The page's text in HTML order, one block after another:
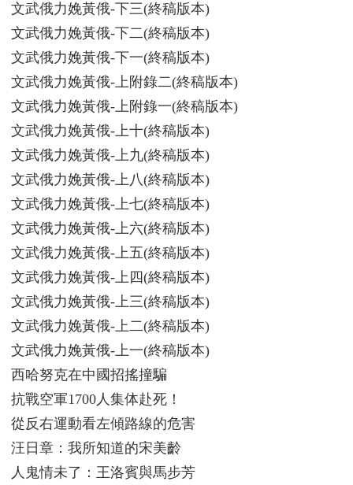
文武俄力娩黃俄-下三(終稿版本)
文武俄力娩黃俄-下二(終稿版本)
文武俄力娩黃俄-下一(終稿版本)
文武俄力娩黃俄-上附錄二(終稿版本)
文武俄力娩黃俄-上附錄一(終稿版本)
文武俄力娩黃俄-上十(終稿版本)
文武俄力娩黃俄-上九(終稿版本)
文武俄力娩黃俄-上八(終稿版本)
文武俄力娩黃俄-上七(終稿版本)
文武俄力娩黃俄-上六(終稿版本)
文武俄力娩黃俄-上五(終稿版本)
文武俄力娩黃俄-上四(終稿版本)
文武俄力娩黃俄-上三(終稿版本)
文武俄力娩黃俄-上二(終稿版本)
文武俄力娩黃俄-上一(終稿版本)
西哈努克在中國招搖撞騙
抗戰空軍1700人集体赴死！
從反右運動看左傾路線的危害
汪日章：我所知道的宋美齡
人鬼情未了：王洛賓與馬步芳